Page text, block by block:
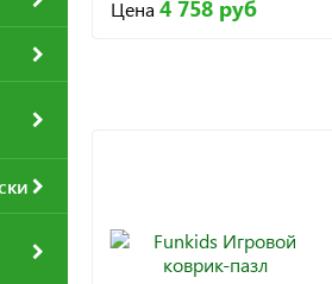
Цена 4 758 руб